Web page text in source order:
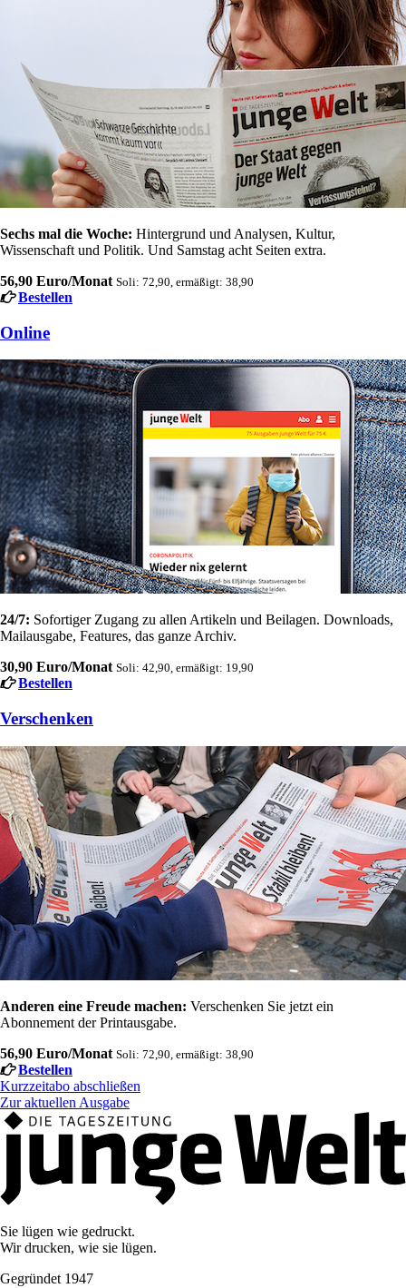
Sechs mal die Woche: Hintergrund und Analysen, Kultur,
Wissenschaft und Politik. Und Samstag acht Seiten extra.
56,90 Euro/Monat Soli: 72,90, ermäßigt: 38,90
Bestellen
Online
24/7: Sofortiger Zugang zu allen Artikeln und Beilagen. Downloads,
Mailausgabe, Features, das ganze Archiv.
30,90 Euro/Monat Soli: 42,90, ermäßigt: 19,90
Bestellen
Verschenken
Anderen eine Freude machen: Verschenken Sie jetzt ein
Abonnement der Printausgabe.
56,90 Euro/Monat Soli: 72,90, ermäßigt: 38,90
Bestellen
Kurzzeitabo abschließen
Zur aktuellen Ausgabe
Sie lügen wie gedruckt.
Wir drucken, wie sie lügen.
Gegründet 1947